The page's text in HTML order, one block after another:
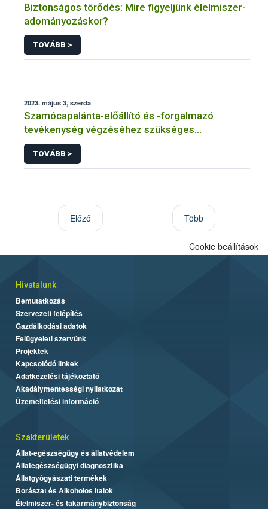
Biztonságos törődés: Mire figyeljünk élelmiszer-
adományozáskor?
TOVÁBB >
2023. május 3, szerda
Szamócapalánta-előállító és -forgalmazó
tevékenység végzéséhez szükséges
gyümölcsfaiskolai engedélyről tájékoztat a Nébih
TOVÁBB >
Előző Több
Cookie beállítások
Hivatalunk
Bemutatkozás
Szervezeti felépítés
Gazdálkodási adatok
Felügyeleti szervünk
Projektek
Kapcsolódó linkek
Adatkezelési tájékoztató
Akadálymentességi nyilatkozat
Üzemeltetési információ
Szakterületek
Állat-egészségügy és állatvédelem
Állategészségügyi diagnosztika
Állatgyógyászati termékek
Borászat és Alkoholos Italok
Élelmiszer- és takarmánybiztonság